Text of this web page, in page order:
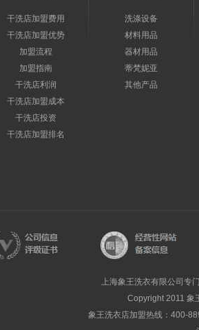
干洗店加盟费用
干洗店加盟优势
加盟流程
加盟指南
干洗店利润
干洗店加盟成本
干洗店投资
干洗店加盟排名
洗涤设备
材料用品
器材用品
蒂梵妮亚
其他产品
上海象王洗衣有限公司专
Copyright 2011 象
象王洗衣店加盟热线：400-